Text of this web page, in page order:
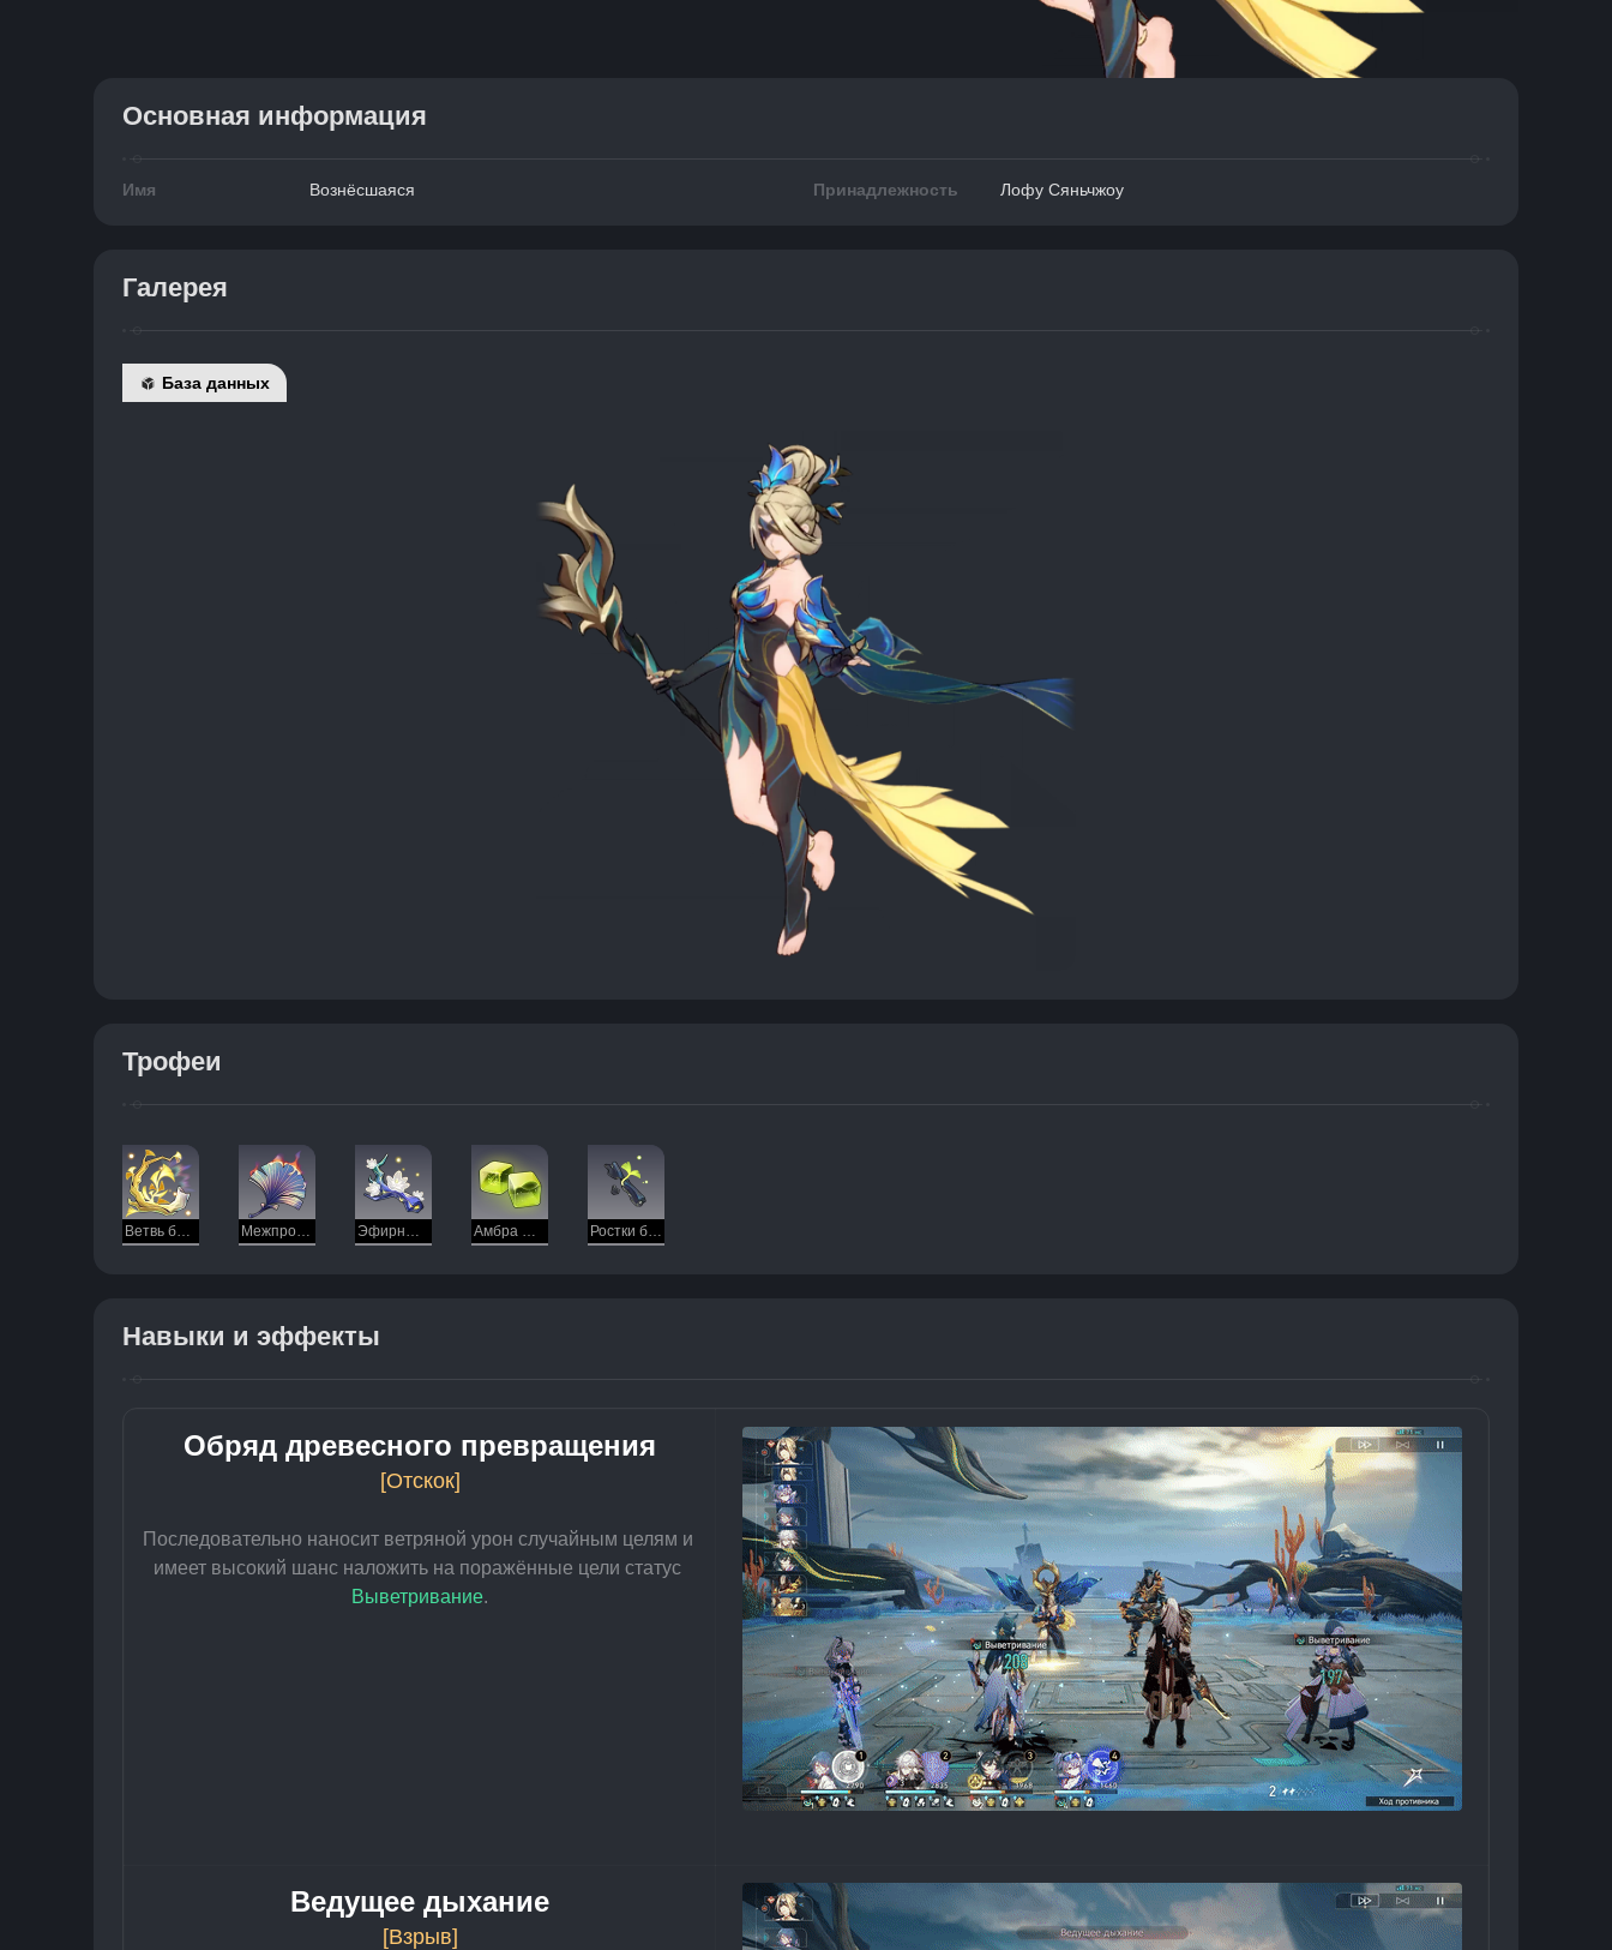
Основная информация
Имя Вознёсшаяся Принадлежность Лофу Сяньчжоу
Галерея
База данных
Трофеи
Ветвь бессмертной славы Межпространственный лист Эфирный цветок бессмертия Амбра Изобилия Ростки бессмертия
Навыки и эффекты
Обряд древесного превращения
[Отскок]
Последовательно наносит ветряной урон случайным целям и
имеет высокий шанс наложить на поражённые цели статус
Выветривание.
Ведущее дыхание
[Взрыв]